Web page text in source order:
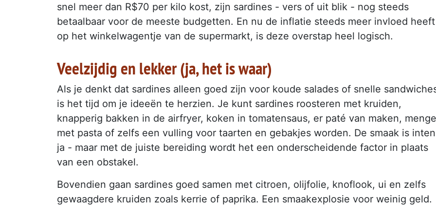
snel meer dan R$70 per kilo kost, zijn sardines - vers of uit blik - nog steeds
betaalbaar voor de meeste budgetten. En nu de inflatie steeds meer invloed heeft
op het winkelwagentje van de supermarkt, is deze overstap heel logisch.
Veelzijdig en lekker (ja, het is waar)
Als je denkt dat sardines alleen goed zijn voor koude salades of snelle
is het tijd om je ideeën te herzien. Je kunt sardines roosteren met kruiden,
knapperig bakken in de airfryer, koken in tomatensaus, er paté van maken,
met pasta of zelfs een vulling voor taarten en gebakjes worden. De smaak is
ja - maar met de juiste bereiding wordt het een onderscheidende factor in plaats
van een obstakel.
Bovendien gaan sardines goed samen met citroen, olijfolie, knoflook, ui en zelfs
gewaagdere kruiden zoals kerrie of paprika. Een smaakexplosie voor weinig geld.